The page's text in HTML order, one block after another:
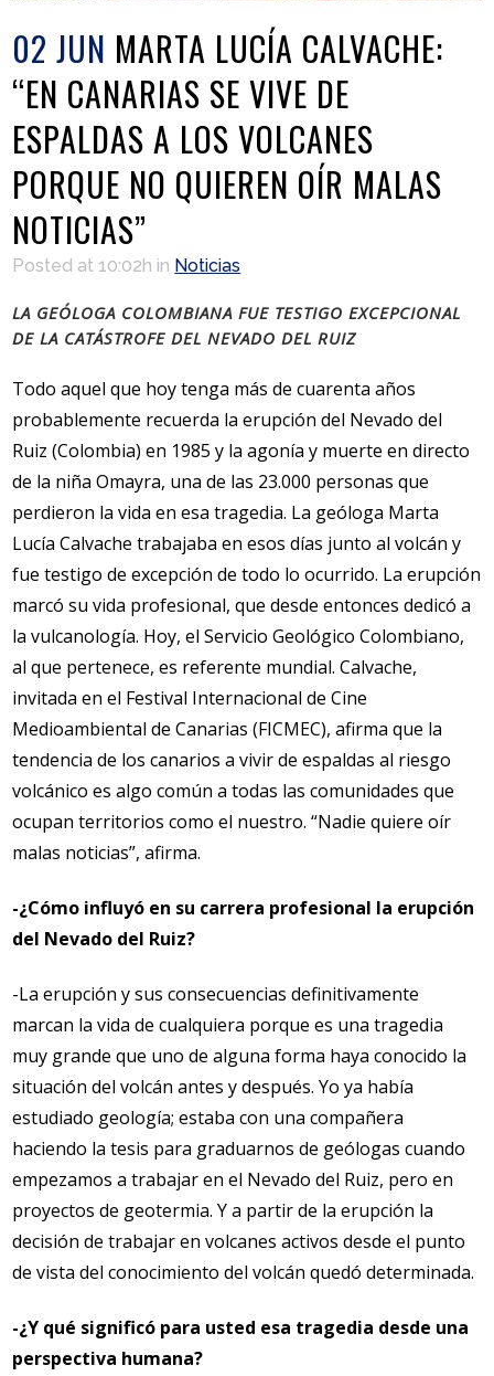
02 JUN MARTA LUCÍA CALVACHE:
“EN CANARIAS SE VIVE DE
ESPALDAS A LOS VOLCANES
PORQUE NO QUIEREN OÍR MALAS
NOTICIAS”
Posted at 10:02h in Noticias
LA GEÓLOGA COLOMBIANA FUE TESTIGO EXCEPCIONAL
DE LA CATÁSTROFE DEL NEVADO DEL RUIZ
Todo aquel que hoy tenga más de cuarenta años
probablemente recuerda la erupción del Nevado del
Ruiz (Colombia) en 1985 y la agonía y muerte en directo
de la niña Omayra, una de las 23.000 personas que
perdieron la vida en esa tragedia. La geóloga Marta
Lucía Calvache trabajaba en esos días junto al volcán y
fue testigo de excepción de todo lo ocurrido. La erupción
marcó su vida profesional, que desde entonces dedicó a
la vulcanología. Hoy, el Servicio Geológico Colombiano,
al que pertenece, es referente mundial. Calvache,
invitada en el Festival Internacional de Cine
Medioambiental de Canarias (FICMEC), afirma que la
tendencia de los canarios a vivir de espaldas al riesgo
volcánico es algo común a todas las comunidades que
ocupan territorios como el nuestro. “Nadie quiere oír
malas noticias”, afirma.
-¿Cómo influyó en su carrera profesional la erupción
del Nevado del Ruiz?
-La erupción y sus consecuencias definitivamente
marcan la vida de cualquiera porque es una tragedia
muy grande que uno de alguna forma haya conocido la
situación del volcán antes y después. Yo ya había
estudiado geología; estaba con una compañera
haciendo la tesis para graduarnos de geólogas cuando
empezamos a trabajar en el Nevado del Ruiz, pero en
proyectos de geotermia. Y a partir de la erupción la
decisión de trabajar en volcanes activos desde el punto
de vista del conocimiento del volcán quedó determinada.
-¿Y qué significó para usted esa tragedia desde una
perspectiva humana?